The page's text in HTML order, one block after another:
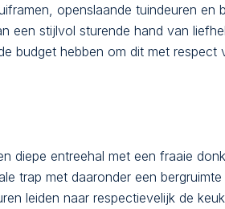
openslaande tuindeuren en
een stijlvol sturende hand van
budget hebben om dit met respect
diepe entreehal met een fraaie
trap met daaronder een bergruimte
leiden naar respectievelijk de